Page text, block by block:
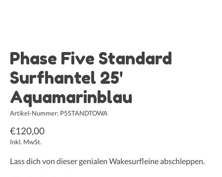
Phase Five Standard
Surfhantel 25'
Aquamarinblau
Artikel-Nummer: P5STANDTOWA
€120,00
Inkl. MwSt.
Lass dich von dieser genialen Wakesurfleine abschleppen.